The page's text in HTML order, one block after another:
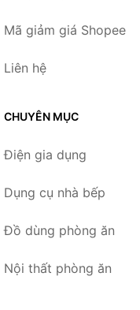
Mã giảm giá Shopee
Liên hệ
CHUYÊN MỤC
Điện gia dụng
Dụng cụ nhà bếp
Đồ dùng phòng ăn
Nội thất phòng ăn